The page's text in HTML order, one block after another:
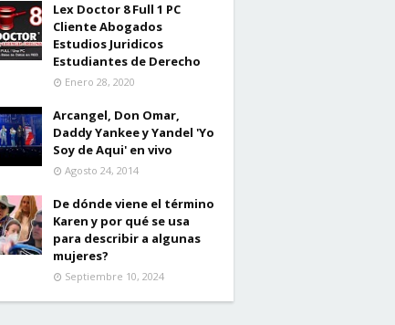
Lex Doctor 8 Full 1 PC
Cliente Abogados
Estudios Juridicos
Estudiantes de Derecho
Enero 28, 2020
Arcangel, Don Omar,
Daddy Yankee y Yandel 'Yo
Soy de Aqui' en vivo
Agosto 24, 2014
De dónde viene el término
Karen y por qué se usa
para describir a algunas
mujeres?
Septiembre 10, 2024